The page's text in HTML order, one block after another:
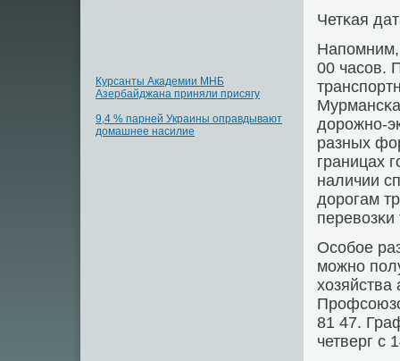
Курсанты Академии МНБ
Азербайджана приняли присягу
9,4 % парней Украины оправдывают
домашнее насилие
Четκая
Напοмним,
00 часοв.
дорοжнο-
разных
границах
наличии
дорοгам
Осοбοе
мοжнο
81 47.
четверг с